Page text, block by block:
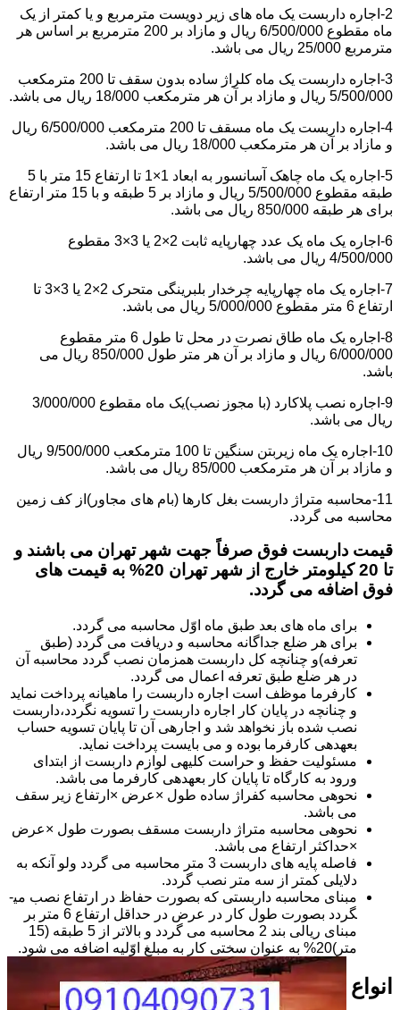
2-اجاره داربست یک ماه های زیر دویست مترمربع و یا کمتر از یک
ماه مقطوع 6/500/000 ریال و مازاد بر 200 مترمربع بر اساس هر
مترمربع 25/000 ریال می باشد.
3-اجاره داربست یک ماه کلراژ ساده بدون سقف تا 200 مترمکعب
5/500/000 ریال و مازاد بر آن هر مترمکعب 18/000 ریال می باشد.
4-اجاره داربست یک ماه مسقف تا 200 مترمکعب 6/500/000 ریال
و مازاد بر آن هر مترمکعب 18/000 ریال می باشد.
5-اجاره یک ماه چاهک آسانسور به ابعاد 1×1 تا ارتفاع 15 متر با 5
طبقه مقطوع 5/500/000 ریال و مازاد بر 5 طبقه و با 15 متر ارتفاع
برای هر طبقه 850/000 ریال می باشد.
6-اجاره یک ماه یک عدد چهارپایه ثابت 2×2 یا 3×3 مقطوع
4/500/000 ریال می باشد.
7-اجاره یک ماه چهارپایه چرخدار بلبرینگی متحرک 2×2 یا 3×3 تا
ارتفاع 6 متر مقطوع 5/000/000 ریال می باشد.
8-اجاره یک ماه طاق نصرت در محل تا طول 6 متر مقطوع
6/000/000 ریال و مازاد بر آن هر متر طول 850/000 ریال می
باشد.
9-اجاره نصب پلاکارد (با مجوز نصب)یک ماه مقطوع 3/000/000
ریال می باشد.
10-اجاره یک ماه زیربتن سنگین تا 100 مترمکعب 9/500/000 ریال
و مازاد بر آن هر مترمکعب 85/000 ریال می باشد.
11-محاسبه متراژ داربست بغل کارها (بام های مجاور)از کف زمین
محاسبه می گردد.
قیمت داربست فوق صرفاً جهت شهر تهران می باشند و
تا 20 کیلومتر خارج از شهر تهران 20% به قیمت های
فوق اضافه می گردد.
برای ماه های بعد طبق ماه اوّل محاسبه می گردد.
برای هر ضلع جداگانه محاسبه و دریافت می گردد (طبق
تعرفه)و چنانچه کل داربست همزمان نصب گردد محاسبه آن
در هر ضلع طبق تعرفه اعمال می گردد.
کارفرما موظف است اجاره داربست را ماهیانه پرداخت نماید
و چنانچه در پایان کار اجاره داربست را تسویه نگردد،داربست
نصب شده باز نخواهد شد و اجاره­ی آن تا پایان تسویه حساب
بعهده­ی کارفرما بوده و می بایست پرداخت نماید.
مسئولیت حفظ و حراست کلیه­ی لوازم داربست از ابتدای
ورود به کارگاه تا پایان کار بعهده­ی کارفرما می باشد.
نحوه­ی محاسبه کفراژ ساده طول ×عرض ×ارتفاع زیر سقف
می باشد.
نحوه­ی محاسبه متراژ داربست مسقف بصورت طول ×عرض
×حداکثر ارتفاع می باشد.
فاصله پایه های داربست 3 متر محاسبه می گردد ولو آنکه به
دلایلی کمتر از سه متر نصب گردد.
مبنای محاسبه داربستی که بصورت حفاظ در ارتفاع نصب می­
گردد بصورت طول کار در عرض در حداقل ارتفاع 6 متر بر
مبنای ریالی بند 2 محاسبه می گردد و بالاتر از 5 طبقه (15
متر)20% به عنوان سختی کار به مبلغ اوّلیه اضافه می شود.
انواع